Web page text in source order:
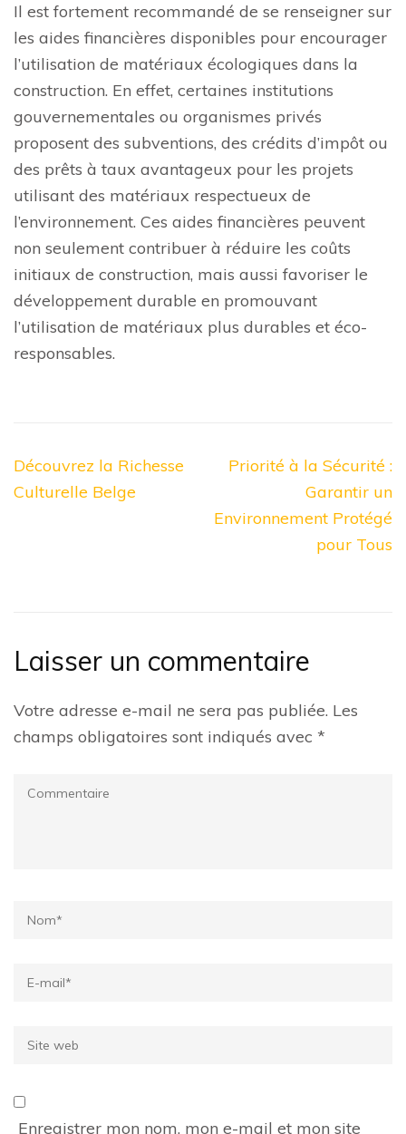
Il est fortement recommandé de se renseigner sur
les aides financières disponibles pour encourager
l’utilisation de matériaux écologiques dans la
construction. En effet, certaines institutions
gouvernementales ou organismes privés
proposent des subventions, des crédits d’impôt ou
des prêts à taux avantageux pour les projets
utilisant des matériaux respectueux de
l’environnement. Ces aides financières peuvent
non seulement contribuer à réduire les coûts
initiaux de construction, mais aussi favoriser le
développement durable en promouvant
l’utilisation de matériaux plus durables et éco-
responsables.
Navigation
de
Découvrez la Richesse
Culturelle Belge
Priorité à la Sécurité :
Garantir un
Environnement Protégé
pour Tous
Laisser un commentaire
Votre adresse e-mail ne sera pas publiée. Les
champs obligatoires sont indiqués avec *
Commentaire
Name*
Email*
Site
Enregistrer mon nom, mon e-mail et mon site